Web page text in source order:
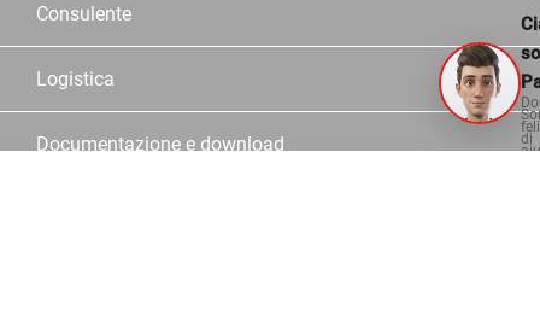
Consulente
Logistica
Documentazione e download di